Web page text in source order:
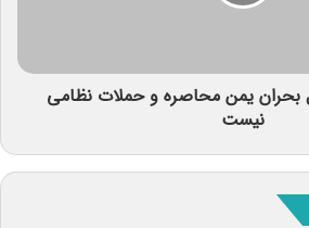
بحران یمن محاصره و حملات نظامی
نیست